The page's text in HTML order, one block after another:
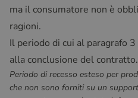
ma il consumatore non è
ragioni.
Il periodo di cui al paragrafo
alla conclusione del contratto.
Periodo di recesso esteso per
che non sono forniti su un